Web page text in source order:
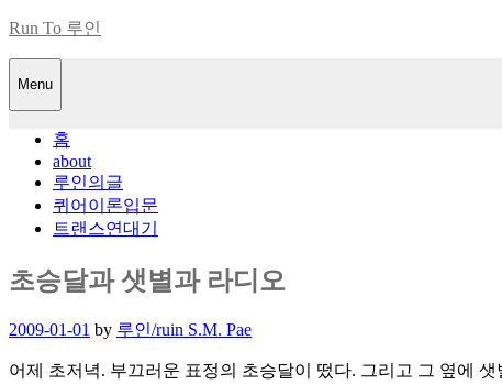
Skip
content
Run To 루인
Menu
홈
about
루인의글
퀴어이론입문
트랜스연대기
초승달과 샛별과 라디오
Posted
2009-01-01 by 루인/ruin S.M. Pae
어제 초저녁. 부끄러운 표정의 초승달이 떴다. 그리고 그 옆에